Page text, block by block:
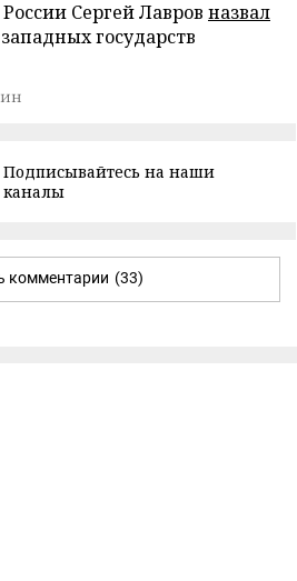
Сергей Лавров назвал
государств
Подписывайтесь на наши
каналы
комментарии (33)